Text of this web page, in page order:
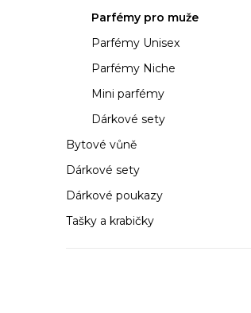
p
a
n
e
Parfémy pro muže
Parfémy Unisex
Parfémy Niche
Mini parfémy
Dárkové sety
Bytové vůně
Dárkové sety
Dárkové poukazy
Tašky a krabičky